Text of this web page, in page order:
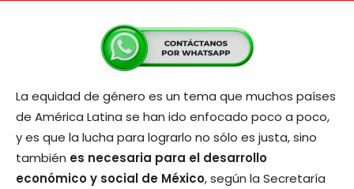
La equidad de género es un tema que muchos países
de América Latina se han ido enfocado poco a poco,
y es que la lucha para lograrlo no sólo es justa, sino
también es necesaria para el desarrollo
económico y social de México, según la Secretaría